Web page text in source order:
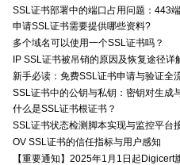
SSL证书部署中的端口占用问题：443
申请SSL证书需要提供哪些资料?
多个域名可以使用一个SSL证书吗？
IP SSL证书被吊销的原因及恢复途径详
新手必读：免费SSL证书申请与验证全
SSL证书中的公钥与私钥：密钥对生成
什么是SSL证书根证书？
SSL证书状态检测脚本实现与监控平台
OV SSL证书的信任指标与用户感知
【重要通知】2025年1月1日起